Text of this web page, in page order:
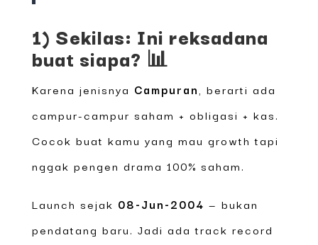
1) Sekilas: Ini reksadana
buat siapa? 📊
Karena jenisnya Campuran , berarti ada
campur-campur saham + obligasi + kas.
Cocok buat kamu yang mau growth tapi
nggak pengen drama 100% saham.
Launch sejak 08-Jun-2004 — bukan
pendatang baru. Jadi ada track record